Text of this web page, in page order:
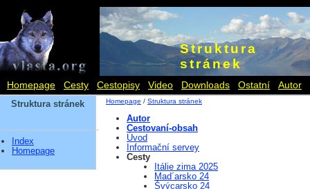
Struktura
stránek
Homepage Cesty Cestopisy Video Downloads Ostatní Autor
Struktura stránek
Index
Homepage
Homepage / Struktura stránek
Autor
Cestovaní-obsah
Úvod
Informační servey
Cesty
Itálie zima 2025
Mad´arsko 24
Švýcarsko 24